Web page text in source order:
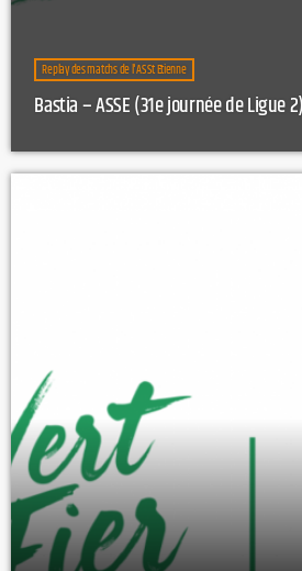
Replay des matchs de l'AS St Etienne
Bastia – ASSE (31e journée de Ligue